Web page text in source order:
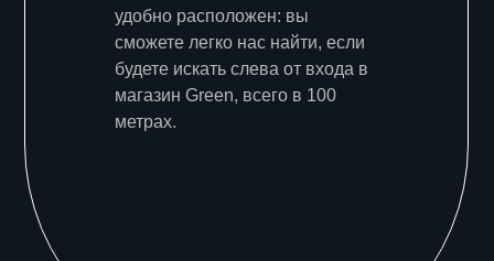
удобно расположен: вы
сможете легко нас найти, если
будете искать слева от входа в
магазин Green, всего в 100
метрах.